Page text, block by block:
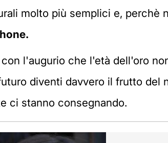
molto più semplici e, perchè
con l'augurio che l'età dell'oro
diventi davvero il frutto del
ci stanno consegnando.